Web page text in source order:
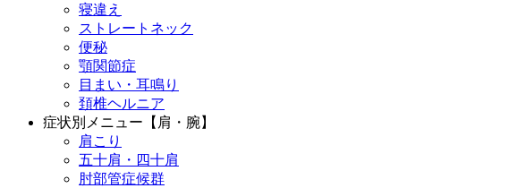
寝違え
ストレートネック
便秘
顎関節症
目まい・耳鳴り
頚椎ヘルニア
症状別メニュー【肩・腕】
肩こり
五十肩・四十肩
肘部管症候群